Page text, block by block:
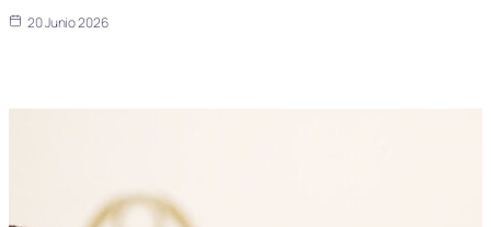
20 Junio 2026